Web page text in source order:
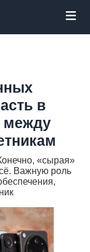
≡
в
между
«сырая»
Важную роль